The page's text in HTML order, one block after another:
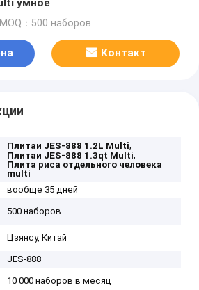
умное
MOQ：500 наборов
Контакт
Плитаи JES-888 1.2L Multi,
Плитаи JES-888 1.3qt Multi,
Плита риса отдельного человека
multi
вообще 35 дней
500 наборов
Цзянсу, Китай
JES-888
10 000 наборов в месяц